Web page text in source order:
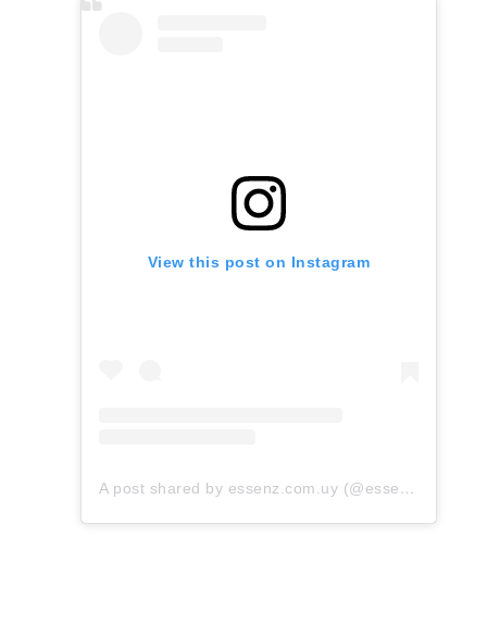
View this post on Instagram
A post shared by essenz.com.uy (@essenz.com.uy)